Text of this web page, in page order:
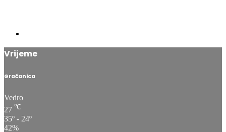
Vrijeme
Gračanica
Vedro
27 ℃
35º - 24º
42%